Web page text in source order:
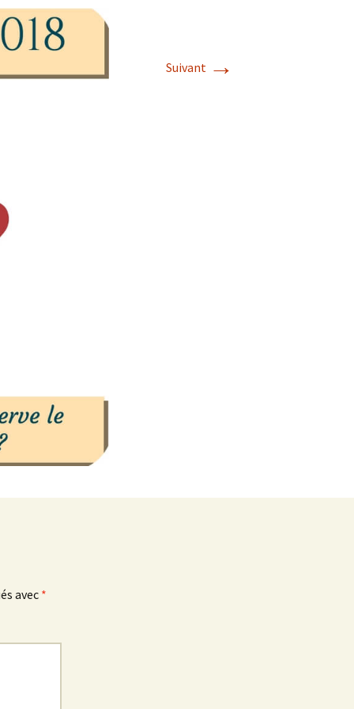
Suivant →
avec *